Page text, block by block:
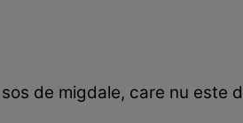
de migdale, care nu este